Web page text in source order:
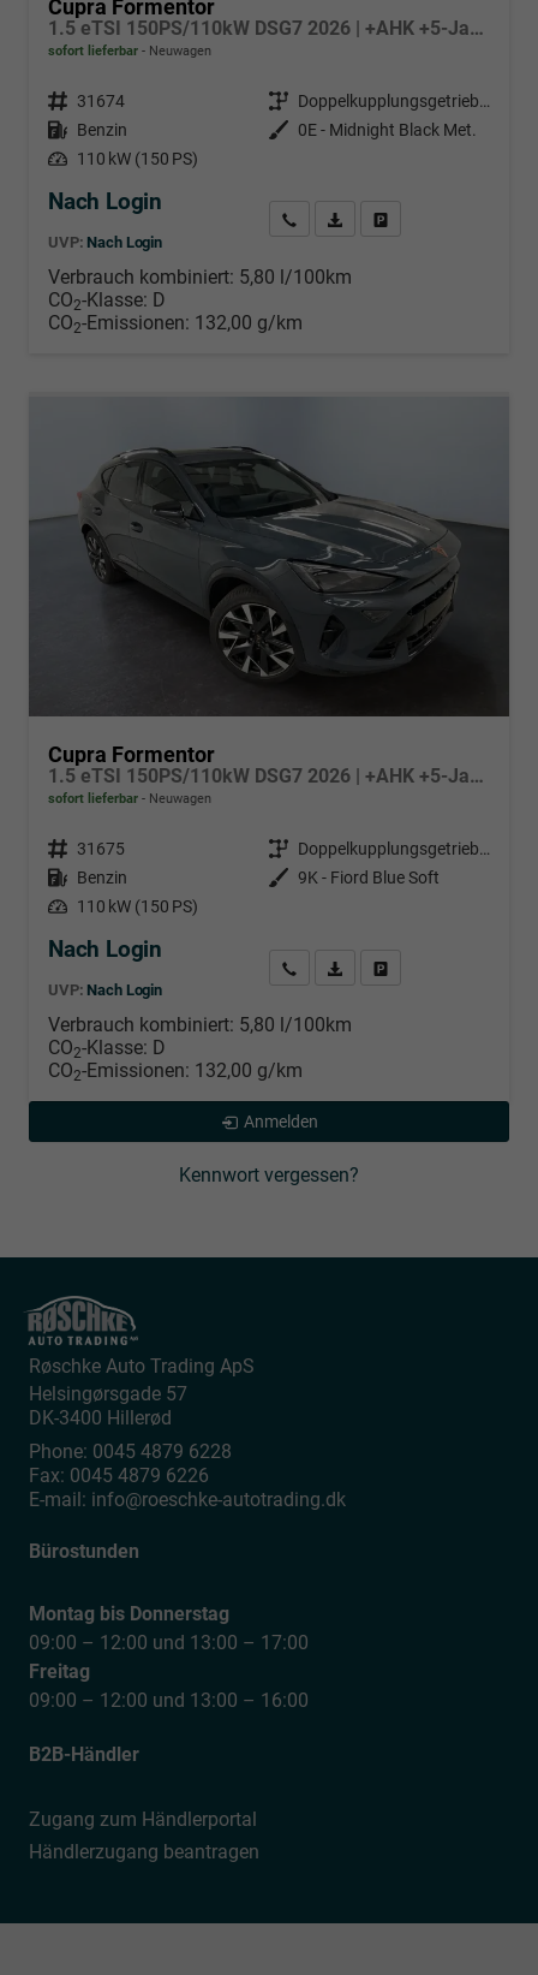
Cupra Formentor
1.5 eTSI 150PS/110kW DSG7 2026 | +AHK +5-Jahre Erw. Garantie +NAVI +UPGRADE-Paket
sofort lieferbar Neuwagen
Fahrzeugnr. 31674 Getriebe
Doppelkupplungsgetriebe (DSG)
Kraftstoff Benzin Außenfarbe 0E - Midnight Black Met.
Leistung 110 kW (150 PS)
Nach Login
UVP: Nach Login
Wir rufen Sie anPDF-Datei, Fahrzeugexposé
Verbrauch kombiniert: 5,80 l/100km
CO2-Klasse: D
CO2-Emissionen: 132,00 g/km
Cupra Formentor
1.5 eTSI 150PS/110kW DSG7 2026 | +AHK +5-Jahre Erw. Garantie +NAVI +UPGRADE-Paket
sofort lieferbar Neuwagen
Fahrzeugnr. 31675 Getriebe
Doppelkupplungsgetriebe (DSG)
Kraftstoff Benzin Außenfarbe 9K - Fiord Blue Soft
Leistung 110 kW (150 PS)
Nach Login
UVP: Nach Login
Wir rufen Sie anPDF-Datei, Fahrzeugexposé
Verbrauch kombiniert: 5,80 l/100km
CO2-Klasse: D
CO2-Emissionen: 132,00 g/km
Anmelden
Kennwort vergessen?
Røschke Auto Trading ApS
Helsingørsgade 57
DK-3400 Hillerød
Phone: 0045 4879 6228
Fax: 0045 4879 6226
E-mail: info@roeschke-autotrading.dk
Bürostunden
Montag bis Donnerstag
09:00 – 12:00 und 13:00 – 17:00
Freitag
09:00 – 12:00 und 13:00 – 16:00
B2B-Händler
Zugang zum Händlerportal
Händlerzugang beantragen